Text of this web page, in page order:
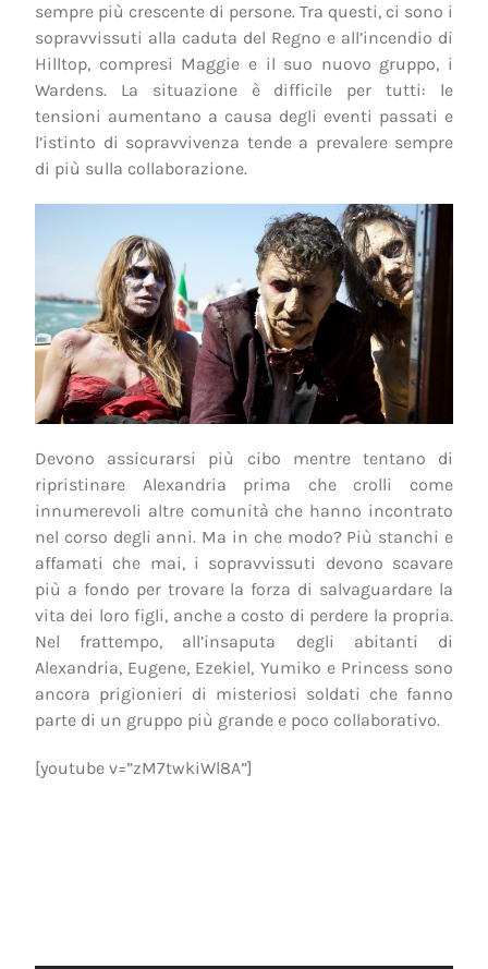
sempre più crescente di persone. Tra questi, ci sono i
sopravvissuti alla caduta del Regno e all’incendio di
Hilltop, compresi Maggie e il suo nuovo gruppo, i
Wardens. La situazione è difficile per tutti: le
tensioni aumentano a causa degli eventi passati e
l’istinto di sopravvivenza tende a prevalere sempre
di più sulla collaborazione.
Devono assicurarsi più cibo mentre tentano di
ripristinare Alexandria prima che crolli come
innumerevoli altre comunità che hanno incontrato
nel corso degli anni. Ma in che modo? Più stanchi e
affamati che mai, i sopravvissuti devono scavare
più a fondo per trovare la forza di salvaguardare la
vita dei loro figli, anche a costo di perdere la propria.
Nel frattempo, all’insaputa degli abitanti di
Alexandria, Eugene, Ezekiel, Yumiko e Princess sono
ancora prigionieri di misteriosi soldati che fanno
parte di un gruppo più grande e poco collaborativo.
[youtube v=”zM7twkiWl8A”]